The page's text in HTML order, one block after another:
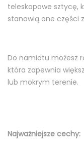
teleskopowe sztycę,
stanowią one części
Do namiotu możesz
która zapewnia
lub mokrym terenie.
Najważniejsze cechy: